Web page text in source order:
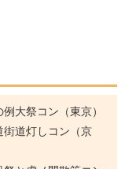
大祭コン（東京）
街道灯しコン（京